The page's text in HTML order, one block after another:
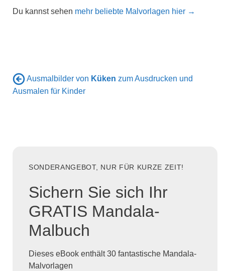
Du kannst sehen mehr beliebte Malvorlagen hier →
Ausmalbilder von Küken zum Ausdrucken und
Ausmalen für Kinder
SONDERANGEBOT, NUR FÜR KURZE ZEIT!
Sichern Sie sich Ihr
GRATIS Mandala-
Malbuch
Dieses eBook enthält 30 fantastische Mandala-
Malvorlagen